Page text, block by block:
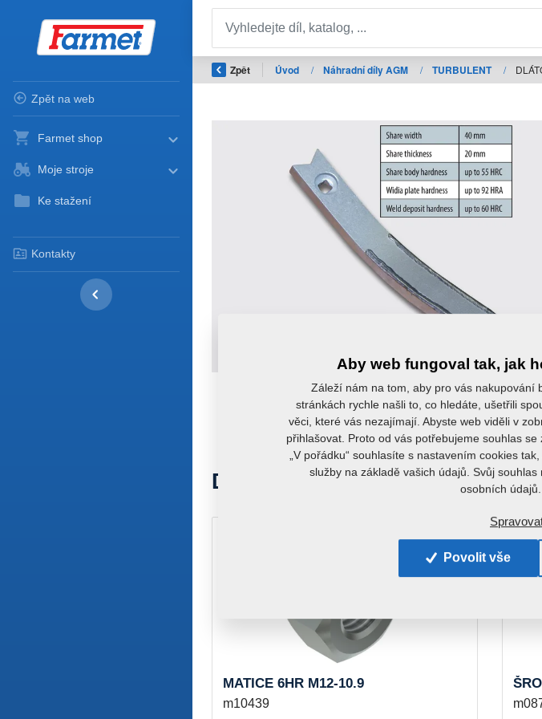
Zpět na web
Farmet shop
Moje stroje
Ke stažení
Kontakty
Zpět Úvod / Náhradní díly AGM / TURBULENT /
Doporučujeme k tomuto
MATICE 6HR M12-10.9
m10439
Aby web fungoval tak, jak
Záleží nám na tom, aby pro vás nakupování
stránkách rychle našli to, co hledáte, ušetřili
věci, které vás nezajímají. Abyste web viděli v
přihlašovat. Proto od vás potřebujeme souhlas
„V pořádku“ souhlasíte s nastavením cookies
služby na základě vašich údajů. Svůj
osobních údajů.
Povolit vše